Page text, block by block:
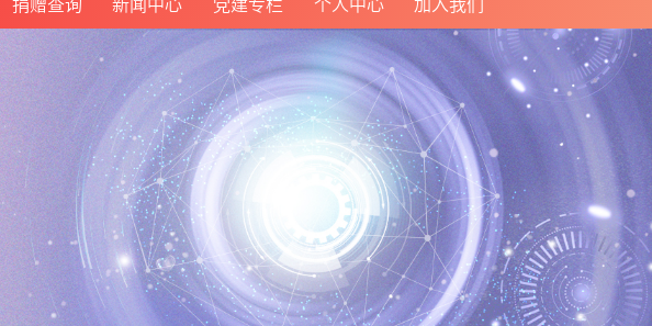
捐赠方式
捐赠查询及披露
票据申领
抵扣说明
联系我们
人员招聘